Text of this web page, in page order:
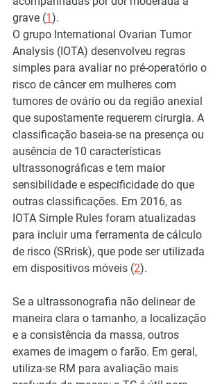
grave (1).
O grupo International Ovarian Tumor
Analysis (IOTA) desenvolveu regras
simples para avaliar no pré-operatório o
risco de câncer em mulheres com
tumores de ovário ou da região anexial
que supostamente requerem cirurgia. A
classificação baseia-se na presença ou
ausência de 10 características
ultrassonográficas e tem maior
sensibilidade e especificidade do que
outras classificações. Em 2016, as
IOTA Simple Rules foram atualizadas
para incluir uma ferramenta de cálculo
de risco (SRrisk), que pode ser utilizada
em dispositivos móveis (2).
Se a ultrassonografia não delinear de
maneira clara o tamanho, a localização
e a consistência da massa, outros
exames de imagem o farão. Em geral,
utiliza-se RM para avaliação mais